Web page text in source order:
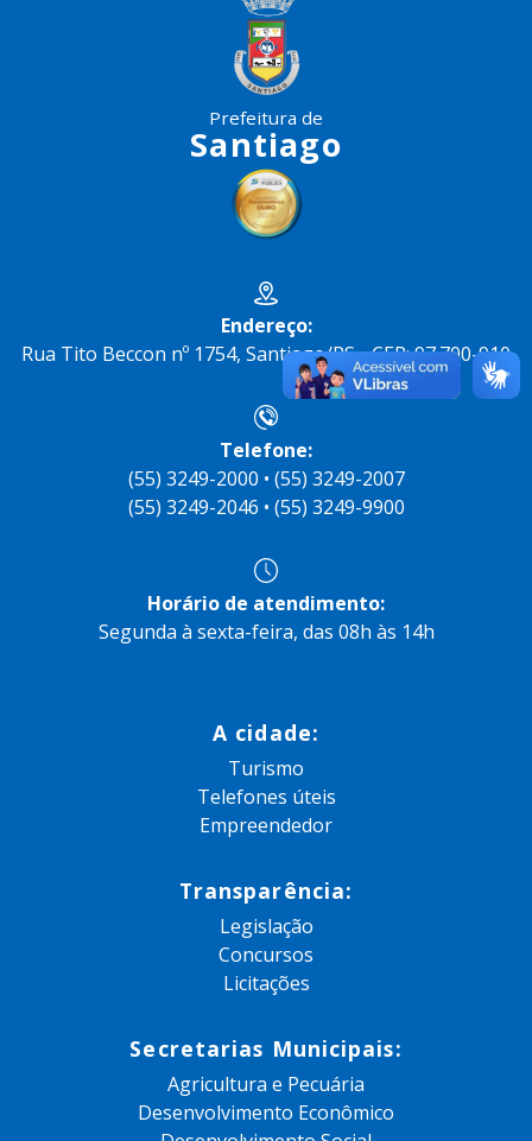
Prefeitura de
Santiago
Endereço:
Rua Tito Beccon nº 1754, Santiago/RS - CEP: 97.700-910
Telefone:
(55) 3249-2000 • (55) 3249-2007
(55) 3249-2046 • (55) 3249-9900
Horário de atendimento:
Segunda à sexta-feira, das 08h às 14h
A cidade:
Turismo
Telefones úteis
Empreendedor
Transparência:
Legislação
Concursos
Licitações
Secretarias Municipais:
Agricultura e Pecuária
Desenvolvimento Econômico